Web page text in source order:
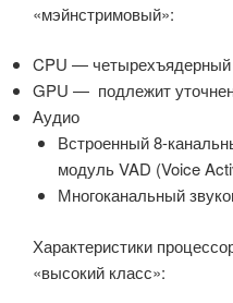
«мэйнстримовый»:
CPU — четырехъядерный
GPU — подлежит
Аудио
Встроенный 8-
модуль VAD (Voice
Многоканальный
Характеристики
«высокий класс»: